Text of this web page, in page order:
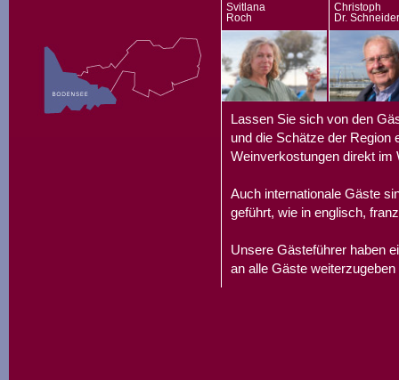
Svitlana
Roch
Christoph
Dr. Schneider
Lassen Sie sich von den
und die Schätze der Region
Weinverkostungen direkt im
Auch internationale Gäste
geführt, wie in englisch,
Unsere Gästeführer haben
an alle Gäste